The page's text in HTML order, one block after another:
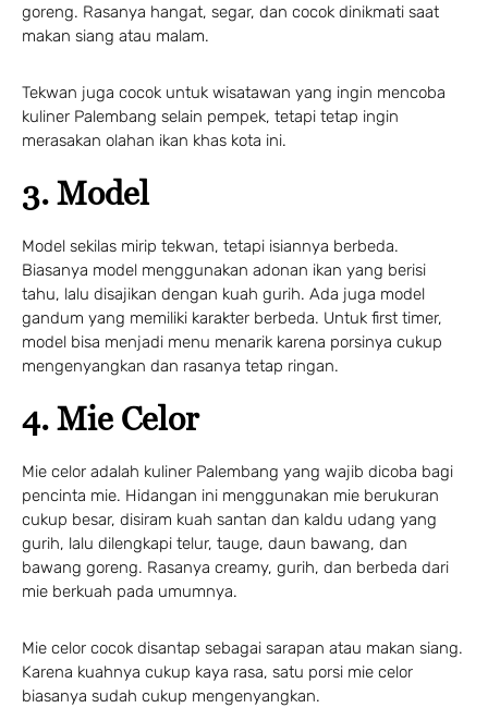
goreng. Rasanya hangat, segar, dan cocok dinikmati saat
makan siang atau malam.
Tekwan juga cocok untuk wisatawan yang ingin mencoba
kuliner Palembang selain pempek, tetapi tetap ingin
merasakan olahan ikan khas kota ini.
3. Model
Model sekilas mirip tekwan, tetapi isiannya berbeda.
Biasanya model menggunakan adonan ikan yang berisi
tahu, lalu disajikan dengan kuah gurih. Ada juga model
gandum yang memiliki karakter berbeda. Untuk first timer,
model bisa menjadi menu menarik karena porsinya cukup
mengenyangkan dan rasanya tetap ringan.
4. Mie Celor
Mie celor adalah kuliner Palembang yang wajib dicoba bagi
pencinta mie. Hidangan ini menggunakan mie berukuran
cukup besar, disiram kuah santan dan kaldu udang yang
gurih, lalu dilengkapi telur, tauge, daun bawang, dan
bawang goreng. Rasanya creamy, gurih, dan berbeda dari
mie berkuah pada umumnya.
Mie celor cocok disantap sebagai sarapan atau makan siang.
Karena kuahnya cukup kaya rasa, satu porsi mie celor
biasanya sudah cukup mengenyangkan.